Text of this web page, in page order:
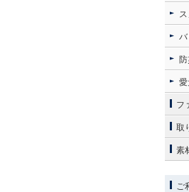
防
フ
取
素
ご